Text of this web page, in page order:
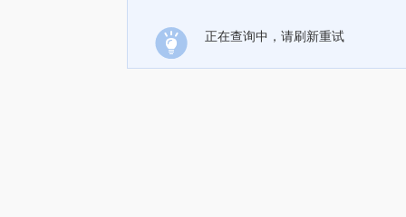
正在查询中，请刷新重试